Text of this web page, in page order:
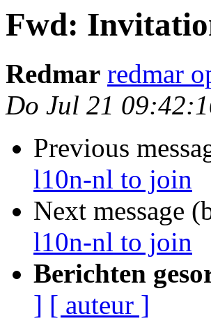
Fwd:
Redmar redmar
Do Jul 21
Previous
l10n-nl to join
Next message
l10n-nl to join
Berichten
] [ auteur ]